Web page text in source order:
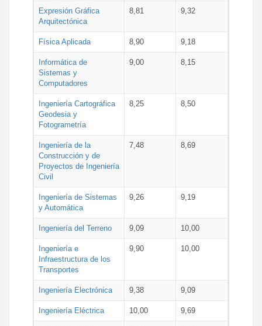
Expresión Gráfica
Arquitectónica
8,81 9,32
Física Aplicada 8,90 9,18
Informática de
Sistemas y
Computadores
9,00 8,15
Ingeniería Cartográfica
Geodesia y
Fotogrametría
8,25 8,50
Ingeniería de la
Construcción y de
Proyectos de Ingeniería
Civil
7,48 8,69
Ingeniería de Sistemas
y Automática
9,26 9,19
Ingeniería del Terreno 9,09 10,00
Ingeniería e
Infraestructura de los
Transportes
9,90 10,00
Ingeniería Electrónica 9,38 9,09
Ingeniería Eléctrica 10,00 9,69